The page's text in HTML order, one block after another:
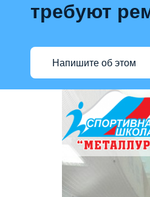
требуют
Напишите об этом